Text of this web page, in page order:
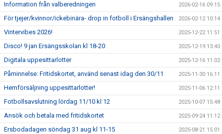
Information från valberedningen 2026-02-16 09:15
För tjejer/kvinnor/ickebinära- drop in fotboll i Ersängshallen 2026-02-12 10:14
Vintervibes 2026! 2025-12-22 11:51
Disco! 9 jan Ersängsskolan kl 18-20 2025-12-19 13:40
Digitala uppesittarlotter 2025-12-16 11:02
Påminnelse: Fritidskortet, använd senast idag den 30/11 2025-11-30 16:11
Hemförsäljning uppesittarlotter! 2025-11-06 12:11
Fotbollsavslutning lördag 11/10 kl 12 2025-10-07 15:48
Ansök och betala med fritidskortet 2025-09-24 11:12
Ersbodadagen söndag 31 aug kl 11-15 2025-08-21 15:01